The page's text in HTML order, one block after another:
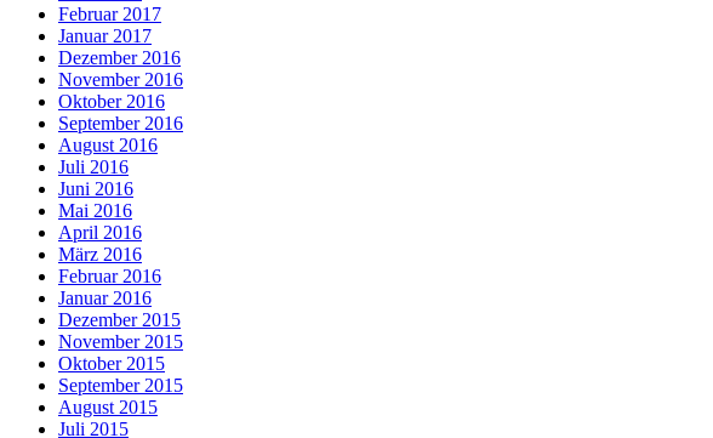
Februar 2017
Januar 2017
Dezember 2016
November 2016
Oktober 2016
September 2016
August 2016
Juli 2016
Juni 2016
Mai 2016
April 2016
März 2016
Februar 2016
Januar 2016
Dezember 2015
November 2015
Oktober 2015
September 2015
August 2015
Juli 2015